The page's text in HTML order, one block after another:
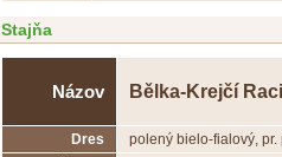
Stajňa
Názov Bělka-Krejčí
Dres
polený bielo-fialový, pr.